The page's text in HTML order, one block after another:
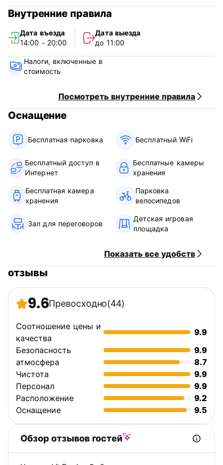
Hostel, all at an unbeatable price!!
Cancellation Policy: 2 days before arrival. In case of a late
cancellation or No Show, you will be charged the first night
of your stay.
Check out before 11.00
Payment upon arrival by cash, credit and debit card
Breakfast not included
Reception from 10.00 to 20.00
No special conditions
Внутренние правила
Дата въезда
14:00 - 20:00
Дата выезда
до 11:00
Налоги, включенные в
стоимость
Посмотреть внутренние правила
Оснащение
Бесплатная парковка Бесплатный WiFi
Бесплатный доступ в
Интернет
Бесплатные камеры
хранения
Бесплатная камера
хранения
Парковка
велосипедов
Зал для переговоров
Детская игровая
площадка
Показать все удобств
отзывы
9.6Превосходно(44)
Соотношение цены и
качества
9.9
Безопасность
9.9
атмосфера
8.7
Чистота
9.9
Персонал
9.9
Расположение
9.2
Оснащение
9.5
Обзор отзывов гостей